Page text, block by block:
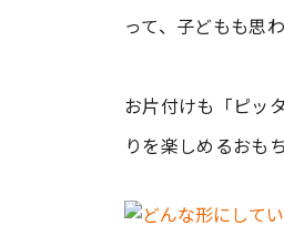
って、子どもも思
お片付けも「ピッ
りを楽しめるおも